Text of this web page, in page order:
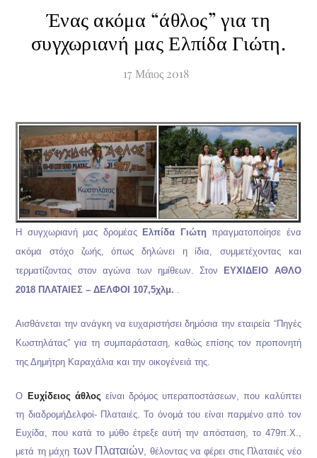
Ένας ακόμα “άθλος” για τη
συγχωριανή μας Ελπίδα Γιώτη.
17 Μάιος 2018
Η συγχωριανή μας δρομέας Ελπίδα Γιώτη πραγματοποίησε ένα
ακόμα στόχο ζωής, όπως δηλώνει η ίδια, συμμετέχοντας και
τερματίζοντας στον αγώνα των ημίθεων. Στον
ΕΥΧΙΔΕΙΟ ΑΘΛΟ
2018 ΠΛΑΤΑΙΕΣ – ΔΕΛΦΟΙ 107,5χλμ.
Αισθάνεται την ανάγκη να ευχαριστήσει δημόσια την εταιρεία “Πηγές
Κωστηλάτας” για τη συμπαράσταση, καθώς επίσης τον προπονητή
της Δημήτρη Καραχάλια και την οικογένειά της.
Ο Ευχίδειος άθλος είναι δρόμος υπεραποστάσεων, που καλύπτει
τη διαδρομήΔελφοί- Πλαταιές. Το όνομά του είναι παρμένο από τον
Ευχίδα, που κατά το μύθο έτρεξε αυτή την απόσταση, το 479π.Χ.,
μετά τη μάχη των Πλαταιών , θέλοντας να φέρει στις Πλαταιές νέο